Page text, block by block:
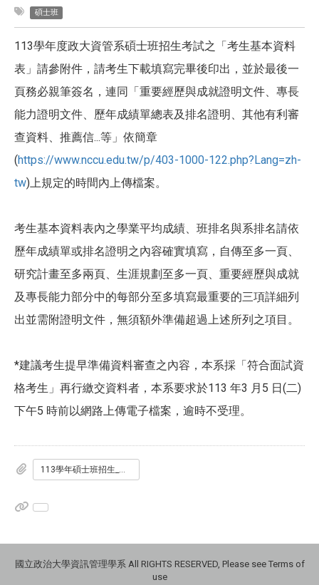
碩士班
113學年度政大資管系碩士班招生考試之「考生基本資料
表」請參附件，請考生下載填寫完畢後印出，並於最後一
頁務必親筆簽名，連同「重要經歷與成就證明文件、專長
能力證明文件、歷年成績單總表及排名證明、其他有利審
查資料、推薦信...等」依簡章
(https://www.nccu.edu.tw/p/403-1000-122.php?Lang=zh-
tw)上規定的時間內上傳檔案。
考生基本資料表內之學業平均成績、班排名與系排名請依
歷年成績單或排名證明之內容確實填寫，自傳至多一頁、
研究計畫至多兩頁、生涯規劃至多一頁、重要經歷與成就
及專長能力部分中的每部分至多填寫最重要的三項詳細列
出並需附證明文件，無須額外準備超過上述所列之項目。
*建議考生提早準備資料審查之內容，本系採「符合面試資
格考生」再行繳交資料者，本系要求於113 年3 月5 日(二)
下午5 時前以網路上傳電子檔案，逾時不受理。
國立政治大學資訊管理學系 All RIGHTS RESERVED, Please see Terms of
use